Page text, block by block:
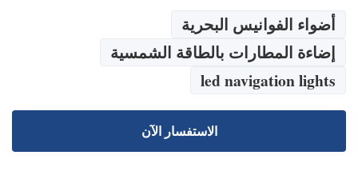
أضواء الفوانيس البحرية
إضاءة المطارات بالطاقة الشمسية
led navigation lights
الاستفسار الآن